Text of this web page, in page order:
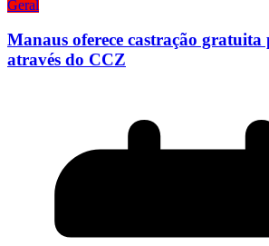
Geral
Manaus oferece castração gratuita
através do CCZ